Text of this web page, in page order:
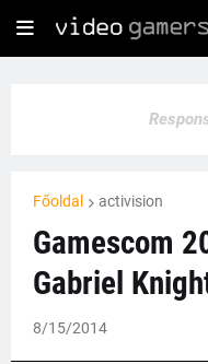
Főoldal activision
Gamescom
Gabriel
8/15/2014